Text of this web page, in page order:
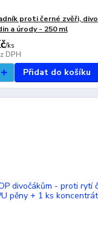
proti černé zvěři,
a úrody - 250 ml
/ks
DPH
Přidat do košíku